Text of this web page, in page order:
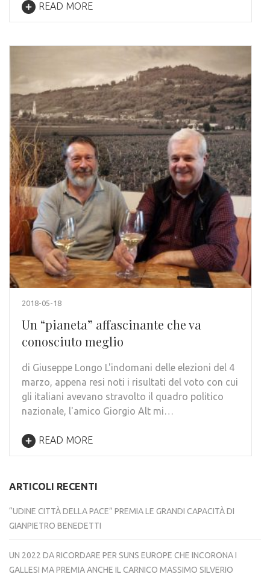
READ MORE
2018-05-18
Un “pianeta” affascinante che va
conosciuto meglio
di Giuseppe Longo L'indomani delle elezioni del 4
marzo, appena resi noti i risultati del voto con cui
gli italiani avevano stravolto il quadro politico
nazionale, l'amico Giorgio Alt mi…
READ MORE
ARTICOLI RECENTI
“UDINE CITTÀ DELLA PACE” PREMIA LE GRANDI CAPACITÀ DI
GIANPIETRO BENEDETTI
UN 2022 DA RICORDARE PER SUNS EUROPE CHE INCORONA I
GALLESI MA PREMIA ANCHE IL CARNICO MASSIMO SILVERIO